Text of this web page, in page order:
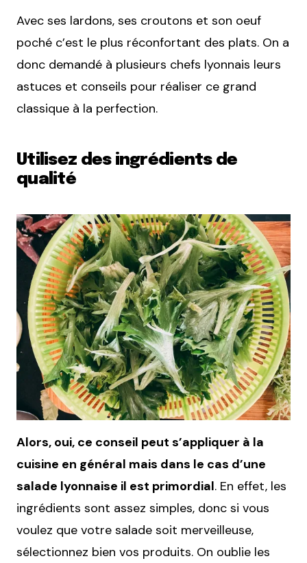
Avec ses lardons, ses croutons et son oeuf
poché c’est le plus réconfortant des plats. On a
donc demandé à plusieurs chefs lyonnais leurs
astuces et conseils pour réaliser ce grand
classique à la perfection.
Utilisez des ingrédients de
qualité
Alors, oui, ce conseil peut s’appliquer à la
cuisine en général mais dans le cas d’une
salade lyonnaise il est primordial. En effet, les
ingrédients sont assez simples, donc si vous
voulez que votre salade soit merveilleuse,
sélectionnez bien vos produits. On oublie les